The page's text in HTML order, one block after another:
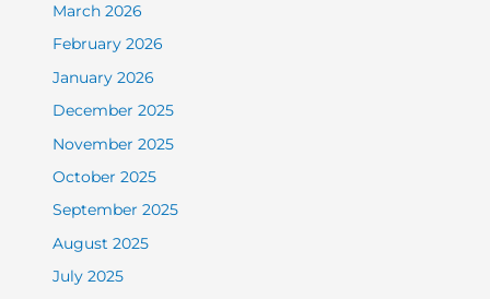
March 2026
February 2026
January 2026
December 2025
November 2025
October 2025
September 2025
August 2025
July 2025